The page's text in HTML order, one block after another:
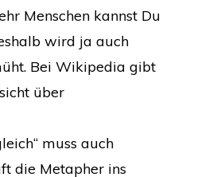
Menschen kannst Du
wird ja auch
Bei Wikipedia gibt
über
muss auch
die Metapher ins